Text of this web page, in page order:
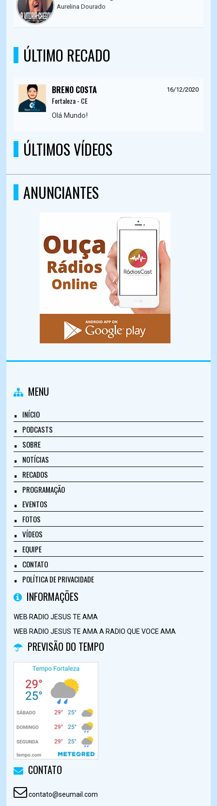
Aurelina Dourado
ÚLTIMO RECADO
BRENO COSTA 16/12/2020
Fortaleza - CE
Olá Mundo!
ÚLTIMOS VÍDEOS
ANUNCIANTES
MENU
INÍCIO
PODCASTS
SOBRE
NOTÍCIAS
RECADOS
PROGRAMAÇÃO
EVENTOS
FOTOS
VÍDEOS
EQUIPE
CONTATO
POLÍTICA DE PRIVACIDADE
INFORMAÇÕES
WEB RADIO JESUS TE AMA
WEB RADIO JESUS TE AMA A RADIO QUE VOCE AMA
PREVISÃO DO TEMPO
CONTATO
contato@seumail.com